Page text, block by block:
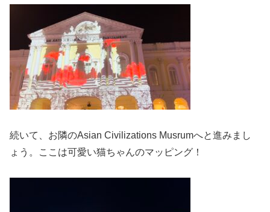
続いて、お隣のAsian Civilizations Musrumへと進みまし
ょう。ここは可愛い猫ちゃんのマッピング！